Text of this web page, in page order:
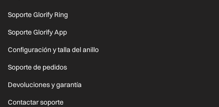
Soporte Glorify Ring
Soporte Glorify App
Configuración y talla del anillo
Soporte de pedidos
Devoluciones y garantía
Contactar soporte